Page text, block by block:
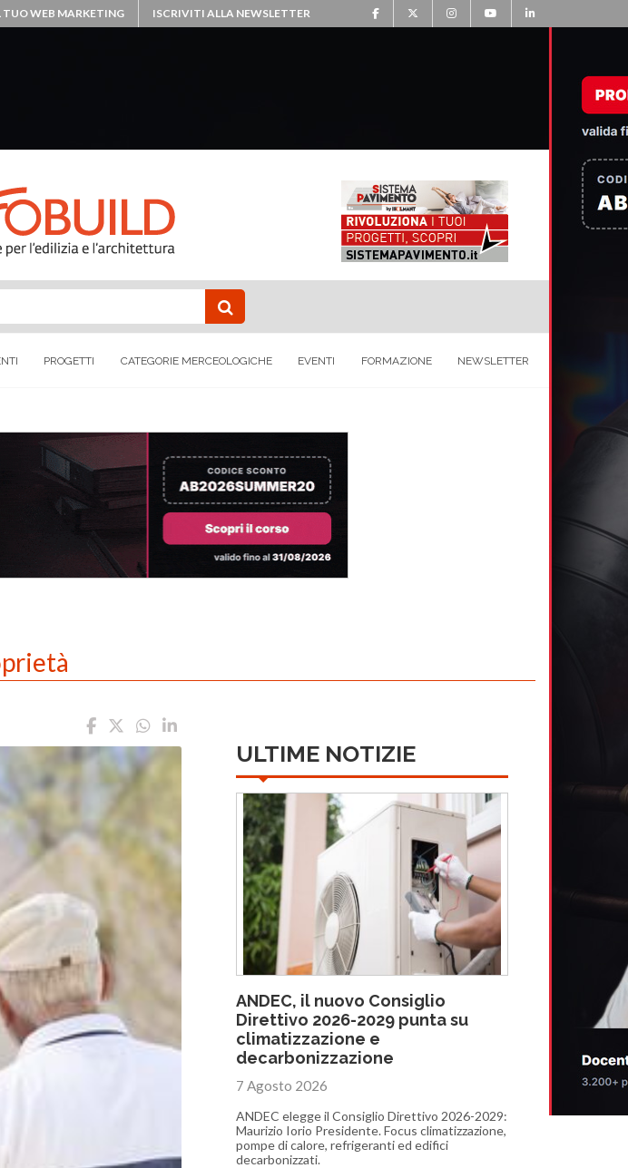
TUO WEB MARKETING ISCRIVITI ALLA NEWSLETTER
PROGETTI CATEGORIE MERCEOLOGICHE EVENTI FORMAZIONE NEWSLETTER
ULTIME NOTIZIE
ANDEC, il nuovo Consiglio
Direttivo 2026-2029 punta su
climatizzazione e
decarbonizzazione
7 Agosto 2026
ANDEC elegge il Consiglio Direttivo 2026-2029:
Maurizio Iorio Presidente. Focus climatizzazione,
pompe di calore, refrigeranti ed edifici
decarbonizzati.